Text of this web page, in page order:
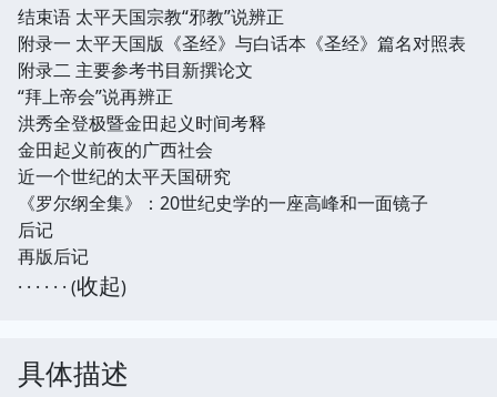
结束语 太平天国宗教“邪教”说辨正
附录一 太平天国版《圣经》与白话本《圣经》篇名对照表
附录二 主要参考书目新撰论文
“拜上帝会”说再辨正
洪秀全登极暨金田起义时间考释
金田起义前夜的广西社会
近一个世纪的太平天国研究
《罗尔纲全集》：20世纪史学的一座高峰和一面镜子
后记
再版后记
· · · · · · (收起)
具体描述